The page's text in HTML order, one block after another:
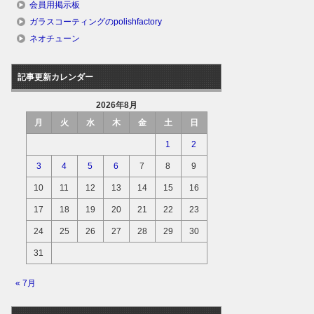
会員用掲示板
ガラスコーティングのpolishfactory
ネオチューン
記事更新カレンダー
2026年8月
月
火 水 木 金 土 日
1 2
3 4 5 6 7 8 9
10 11 12 13 14 15 16
17 18 19 20 21 22 23
24 25 26 27 28 29 30
31
« 7月